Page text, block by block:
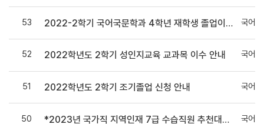
53 2022-2학기 국어국문학과 4학년 재학생 졸업이수사정 자가진단 시뮬레이션 상담 국어
52 2022학년도 2학기 성인지교육 교과목 이수 안내 국어
51 2022학년도 2학기 조기졸업 신청 안내 국어
50 *2023년 국가직 지역인재 7급 수습직원 추천대상자 선발 안내* 국어